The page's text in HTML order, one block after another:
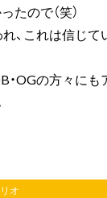
ので（笑）
、これは信じ
・OGの方々に
オ